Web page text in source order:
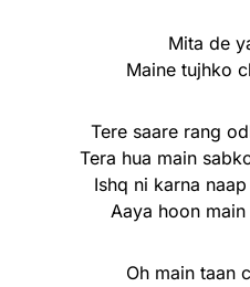
Mita de
Maine tujhko
Tere saare rang
Tera hua main
Ishq ni karna
Aaya hoon
Oh main taan